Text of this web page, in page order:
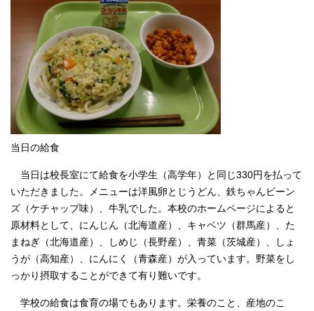
当日の給食
当日は校長室にて給食を小学生（高学年）と同じ330円を払って
いただきました。メニューは洋風卵とじうどん、鉄ちゃんビーン
ズ（ケチャップ味）、牛乳でした。本校のホームページによると
原材料として、にんじん（北海道産）、キャベツ（群馬産）、た
まねぎ（北海道産）、しめじ（長野産）、青菜（茨城産）、しょ
うが（高知産）、にんにく（青森産）が入っています。野菜をし
っかり摂取することができて有り難いです。
学校の給食は食育の場でもあります。栄養のこと、産地のこ